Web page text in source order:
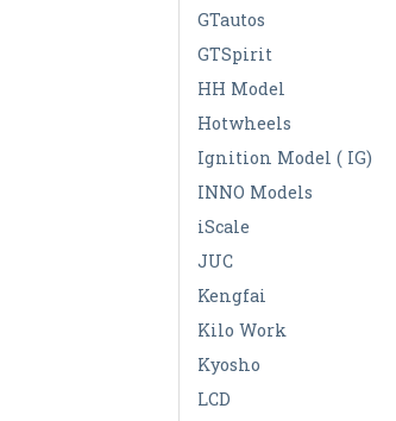
GTautos
GTSpirit
HH Model
Hotwheels
Ignition Model ( IG)
INNO Models
iScale
JUC
Kengfai
Kilo Work
Kyosho
LCD